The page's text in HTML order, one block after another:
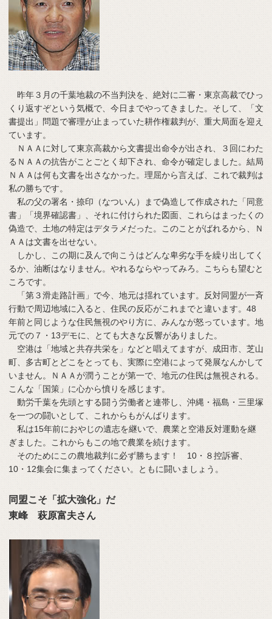
昨年３月の千葉地裁の不当判決を、絶対に二審・東京高裁でひっ
くり返すぞという気概で、今日までやってきました。そして、「文
書提出」問題で審理が止まっていた耕作権裁判が、重大局面を迎え
ています。
ＮＡＡに対して東京高裁から文書提出命令が出され、３回にわた
るＮＡＡの抗告がことごとく却下され、命令が確定しました。結局
ＮＡＡは何も文書を出さなかった。理屈から言えば、これで裁判は
私の勝ちです。
私の父の署名・捺印（なついん）まで偽造して作成された「同意
書」「境界確認書」、それに付けられた図面、これらはまったくの
偽造で、土地の特定はデタラメだった。このことがばれるから、Ｎ
ＡＡは文書を出せない。
しかし、この期に及んで向こうはどんな卑劣な手を繰り出してく
るか、油断はなりません。やれるならやってみろ。こちらも望むと
ころです。
「第３滑走路計画」で今、地元は揺れています。反対同盟が一斉
行動で周辺地域に入ると、住民の反応がこれまでと違います。48
年前と同じような住民無視のやり方に、みんなが怒っています。地
元での７・13デモに、とても大きな反響がありました。
空港は「地域と共存共栄を」などと唱えてますが、成田市、芝山
町、多古町とどこをとっても、実際に空港によって発展なんかして
いません。ＮＡＡが潤うことが第一で、地元の住民は無視される。
こんな「国策」に心から憤りを感じます。
動労千葉を先頭とする闘う労働者と連帯し、沖縄・福島・三里塚
を一つの闘いとして、これからもがんばります。
私は15年前におやじの遺志を継いで、農業と空港反対運動を継
ぎました。これからもこの地で農業を続けます。
そのためにこの農地裁判に必ず勝ちます！ 10・８控訴審、
10・12集会に集まってください。ともに闘いましょう。
同盟こそ「拡大強化」だ
東峰 萩原富夫さん